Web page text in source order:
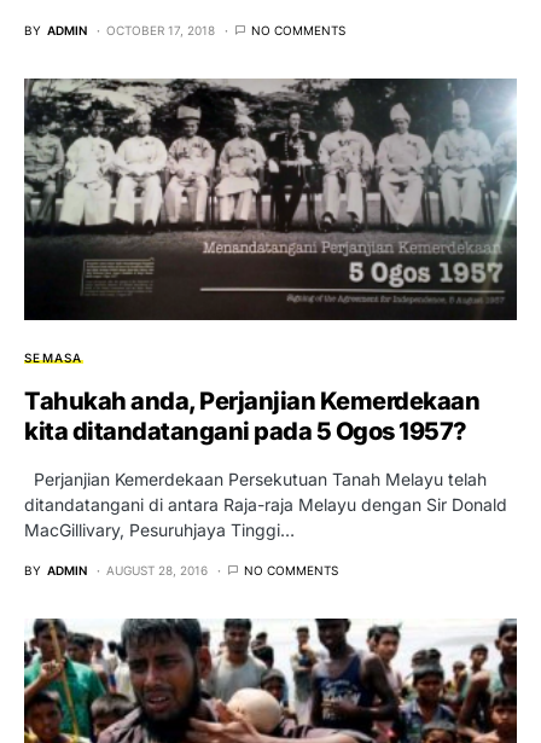
BY ADMIN OCTOBER 17, 2018 NO COMMENTS
SEMASA
Tahukah anda, Perjanjian Kemerdekaan
kita ditandatangani pada 5 Ogos 1957?
Perjanjian Kemerdekaan Persekutuan Tanah Melayu telah
ditandatangani di antara Raja-raja Melayu dengan Sir Donald
MacGillivary, Pesuruhjaya Tinggi…
BY ADMIN AUGUST 28, 2016 NO COMMENTS